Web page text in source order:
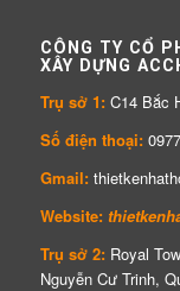
CÔNG TY CỔ
XÂY DỰNG
Trụ sở 1:C14 Bắc
Số điện thoại:
Gmail:
Website:
Trụ sở 2:Royal
Nguyễn Cư Trinh,